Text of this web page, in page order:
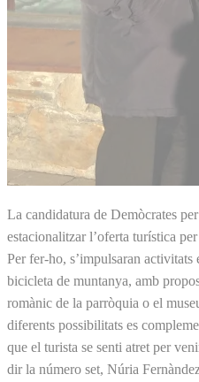
La candidatura de Demòcrates
estacionalitzar l’oferta turística
Per fer-ho, s’impulsaran
bicicleta de muntanya, amb
romànic de la parròquia o el
diferents possibilitats es
que el turista se senti atret per
dir la número set, Núria